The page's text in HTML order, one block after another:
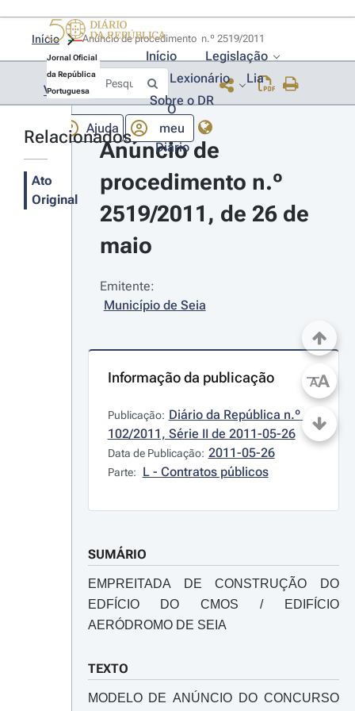
Jornal Oficial
da República
Portuguesa
Início
Legislação
Lexionário
Lia
Sobre o DR
Ajuda
O
meu
Diário
Início
Voltar
Relacionados
Ato
Original
Anúncio de
procedimento n.º
2519/2011, de 26 de
maio
Emitente:
Município de Seia
Informação da publicação
Publicação: Diário da República n.º
102/2011, Série II de 2011-05-26
Data de Publicação: 2011-05-26
Parte: L - Contratos públicos
SUMÁRIO
EMPREITADA DE CONSTRUÇÃO DO
EDFÍCIO DO CMOS / EDIFÍCIO
AERÓDROMO DE SEIA
TEXTO
MODELO DE ANÚNCIO DO CONCURSO
AA